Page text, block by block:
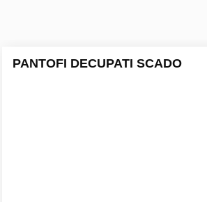
PANTOFI DECUPATI SCADO